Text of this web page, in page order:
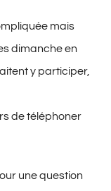
mais
dimanche en
y participer,
de téléphoner
une question